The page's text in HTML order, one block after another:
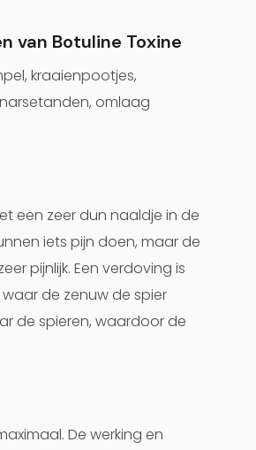
van Botuline Toxine
kraaienpootjes,
omlaag
een zeer dun naaldje in de
iets pijn doen, maar de
pijnlijk. Een verdoving is
de zenuw de spier
de spieren, waardoor de
De werking en